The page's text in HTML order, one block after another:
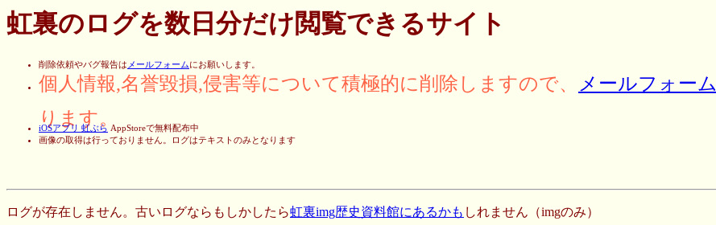
虹裏のログを数日分だけ閲覧できるサイト
削除依頼やバグ報告はメールフォームにお願いします。
個人情報,名誉毀損,侵害等について積極的に削除しますので、 メールフォーム
ります。
iOSアプリ 虹ぶら AppStoreで無料配布中
画像の取得は行っておりません。ログはテキストのみとなります
ログが存在しません。古いログならもしかしたら虹裏img歴史資料館にあるかも しれません（imgのみ）